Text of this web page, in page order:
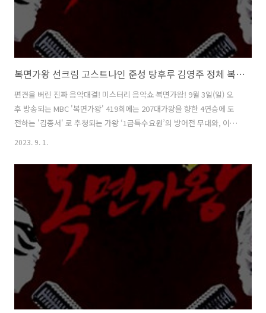
복면가왕 선크림 고스트나인 준성 탕후루 김영주 정체 복면가왕 1급특수요원 김종서 207대가왕 결정전 419회
편견을 버린 진짜 음악대결! 미스터리 음악쇼 복면가왕! 9월 3일(일) 오
후 방송되는 MBC '복면가왕' 419회에는 207대가왕을 향한 4연승에 도
전하는 '김종서' 로 추청되는 가왕 ‘1급특수요원’의 방어전 무대와, 이를
저지할 복면가수 4인의 솔로곡 대결이 펼쳐집니다. 황금가면을 차지하기
정전 !!! 1. 2라운드대결 & 정체공개 : 복면가왕 선크림 고스트나인 준성
vs 복면가왕 탕후루 김영주 태양을 피하고 싶어서~♪ 자외선도 막고 가
왕님도 막으러 왔습니다! 선크림 vs 가왕님 제 노래 들으면 멘탈 바사삭
깨질걸요? 탕탕! 고막을 저격하는 달콤한 보이스! 탕후루 복면가왕 선크
림 의 정체는 가수 고스트나인 준성, 복면가왕 탕후루 ..
2023. 9. 1.